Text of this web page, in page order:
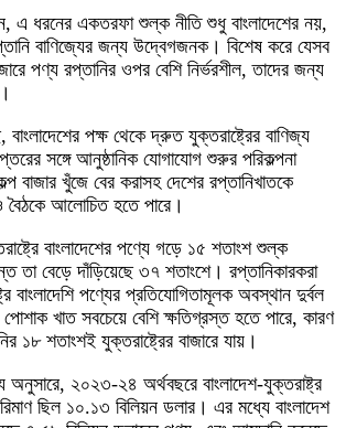
এ ধরনের একতরফা শুল্ক নীতি শুধু বাংলাদেশের নয়,
বাণিজ্যের জন্য উদ্বেগজনক। বিশেষ করে যেসব
পণ্য রপ্তানির ওপর বেশি নির্ভরশীল, তাদের জন্য
বাংলাদেশের পক্ষ থেকে দ্রুত যুক্তরাষ্ট্রের বাণিজ্য
সঙ্গে আনুষ্ঠানিক যোগাযোগ শুরুর পরিকল্পনা
বাজার খুঁজে বের করাসহ দেশের রপ্তানিখাতকে
আলোচিত হতে পারে।
বাংলাদেশের পণ্যে গড়ে ১৫ শতাংশ শুল্ক
তা বেড়ে দাঁড়িয়েছে ৩৭ শতাংশে। রপ্তানিকারকরা
বাংলাদেশি পণ্যের প্রতিযোগিতামূলক অবস্থান দুর্বল
খাত সবচেয়ে বেশি ক্ষতিগ্রস্ত হতে পারে, কারণ
১৮ শতাংশই যুক্তরাষ্ট্রের বাজারে যায়।
অনুসারে, ২০২৩-২৪ অর্থবছরে বাংলাদেশ-যুক্তরাষ্ট্র
ছিল ১০.১৩ বিলিয়ন ডলার। এর মধ্যে বাংলাদেশ